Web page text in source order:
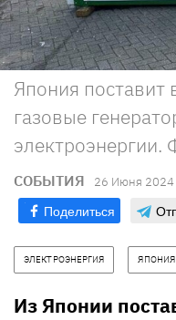
Япония
газовые
электроэнергии.
СОБЫТИЯ 26 Июня
Поделиться
ЭЛЕКТРОЭНЕРГИЯ ЯПОНИЯ
Из Японии